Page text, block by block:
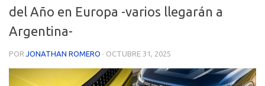
del Año en Europa -varios llegarán a
Argentina-
POR JONATHAN ROMERO · OCTUBRE 31, 2025